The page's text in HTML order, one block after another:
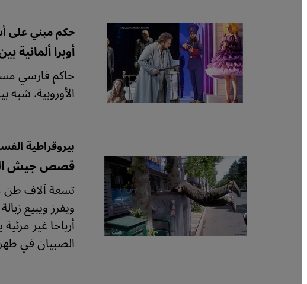
حكم مبني على
أوبرا
حاكم فارسي
الأوروبية.
بيروقراطية
قصص جيش
ويفرز ويبيع
أرباحا غير
الصبيان في